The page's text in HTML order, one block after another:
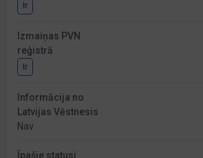
Ir
Izmaiņas PVN
reģistrā
Ir
Informācija no
Latvijas Vēstnesis
Nav
Īpašie statusi